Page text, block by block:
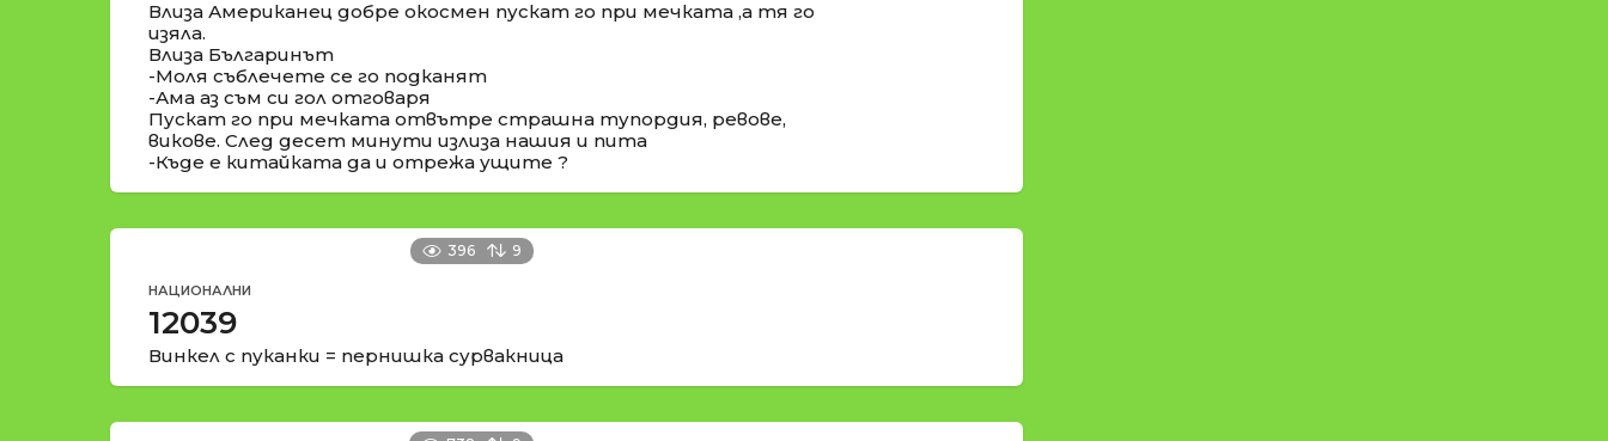
Влиза Американец добре окосмен пускат го при мечката ,а тя го
изяла.
Влиза Българинът
-Моля съблечете се го подканят
-Ама аз съм си гол отговаря
Пускат го при мечката отвътре страшна тупордия, ревове,
викове. След десет минути излиза нашия и пита
-Къде е китайката да и отрежа ущите ?
396 9
НАЦИОНАЛНИ
12039
Винкел с пуканки = пернишка сурвакница